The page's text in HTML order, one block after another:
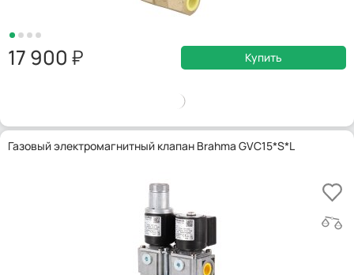
17 900 Купить
Газовый электромагнитный клапан Brahma GVC15*S*L